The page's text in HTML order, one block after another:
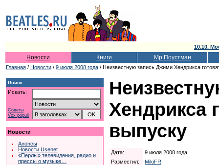
10.10.
Новости Книги Мр.Поустман
Главная / Новости / 9 июля 2008 года / Неизвестную запись Джими Хендрикса
Поиск
Искать:
Советы
Vox populi
Новости
Анонсы
Новости Usenet
«Перлы» телевидения, радио и
прессы о музыке…
Хендрикса
выпуску
Дата:
9 июля 2008 года
Разместил:
MikiFR